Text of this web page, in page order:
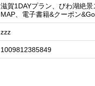
滋賀1DAYプラン、びわ湖絶
MAP、電子書籍&クーポン
zzz
1009812385849